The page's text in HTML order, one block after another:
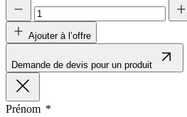
Ajouter à l’offre
Demande de devis pour un produit
Prénom